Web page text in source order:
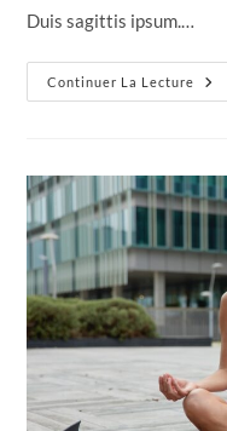
Duis sagittis ipsum.…
Continuer La Lecture